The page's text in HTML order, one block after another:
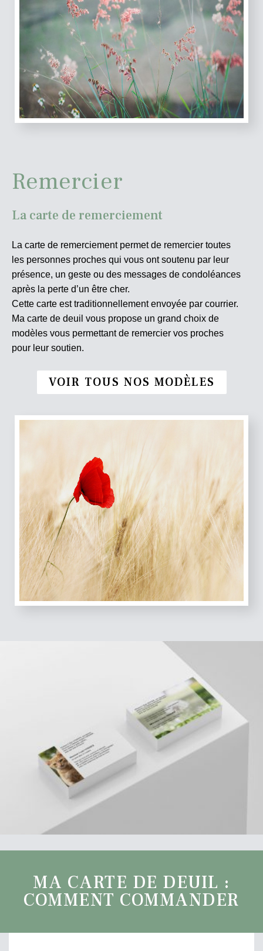
Remercier
La carte de remerciement
La carte de remerciement permet de remercier toutes
les personnes proches qui vous ont soutenu par leur
présence, un geste ou des messages de condoléances
après la perte d’un être cher.
Cette carte est traditionnellement envoyée par courrier.
Ma carte de deuil vous propose un grand choix de
modèles vous permettant de remercier vos proches
pour leur soutien.
VOIR TOUS NOS MODÈLES
MA CARTE DE DEUIL :
COMMENT COMMANDER